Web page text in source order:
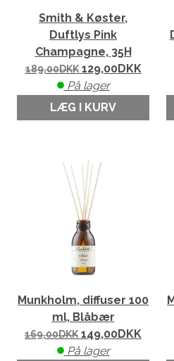
Smith & Køster,
Duftlys Pink
Champagne, 35H
189,00DKK 129,00DKK
På lager
LÆG I KURV
Munkholm, diffuser 100
ml, Blåbær
169,00DKK 149,00DKK
På lager